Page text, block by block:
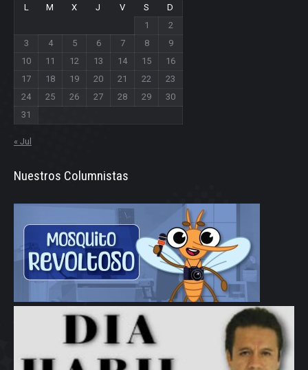
L
M X J V S
D
1
2
3
4 5 6 7 8
9
10
11 12 13 14 15
16
17
18 19 20 21 22
23
24
25 26 27 28 29
30
31
« Jul
Nuestros Columnistas